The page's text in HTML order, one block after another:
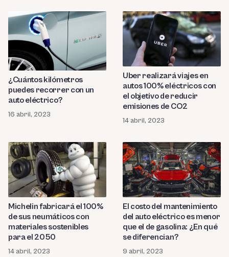
¿Cuántos kilómetros
puedes recorrer con un
auto eléctrico?
16 abril, 2023
Uber realizará viajes en
autos 100% eléctricos con
el objetivo de reducir
emisiones de CO2
14 abril, 2023
Michelin fabricará el 100%
de sus neumáticos con
materiales sostenibles
para el 2050
14 abril, 2023
El costo del mantenimiento
del auto eléctrico es menor
que el de gasolina: ¿En qué
se diferencian?
9 abril, 2023